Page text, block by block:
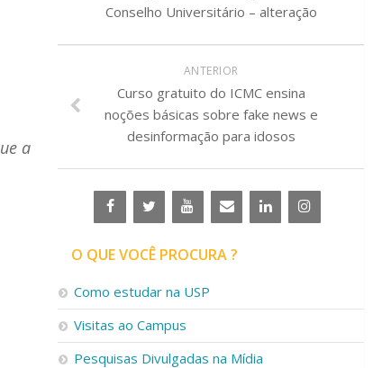
a
Conselho Universitário – alteração
ANTERIOR
Curso gratuito do ICMC ensina
noções básicas sobre fake news e
desinformação para idosos
O QUE VOCÊ PROCURA ?
Como estudar na USP
Visitas ao Campus
Pesquisas Divulgadas na Mídia